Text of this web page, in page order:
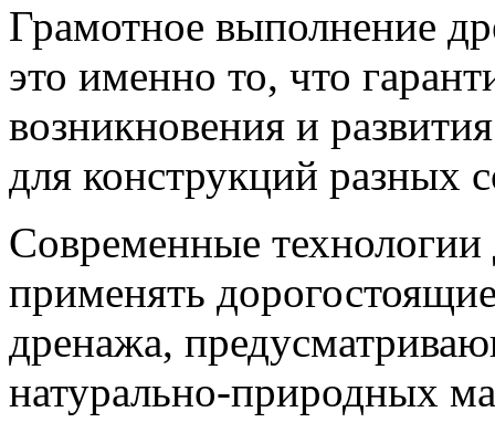
Грамотное выполнение
это именно то, что
возникновения и
для конструкций разных
Современные
применять
дренажа,
натурально-природных